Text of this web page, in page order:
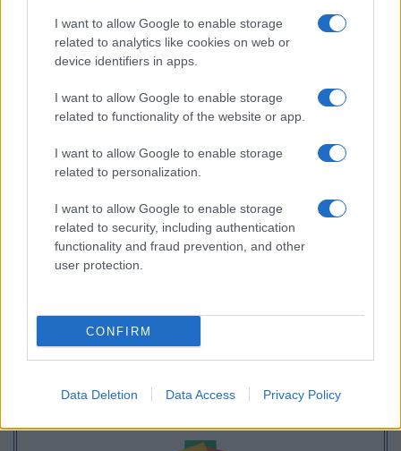
I want to allow Google to enable storage
related to analytics like cookies on web or
device identifiers in apps.
I want to allow Google to enable storage
related to functionality of the website or app.
I want to allow Google to enable storage
related to personalization.
I want to allow Google to enable storage
related to security, including authentication
functionality and fraud prevention, and other
user protection.
CONFIRM
Data Deletion Data Access Privacy Policy
προσόντα, να υποβάλουν «ΑΙΤΗΣΗ – ΥΠΕΥΘΥΝΗ
ΔΗΛΩΣΗ» (ηλεκτρονική) καθώς και τα απαραίτητα
δικαιολογητικά, σύμφωνα με τους όρους της παρούσας
Προκήρυξη ΑΣΕΠ 7Κ/2018: 158 προσλήψεις στον